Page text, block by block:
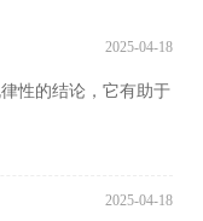
2025-04-18
性的结论，它有助于
2025-04-18